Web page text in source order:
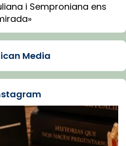
i Semproniana ens
bisbe de Tortosa, ha
Media